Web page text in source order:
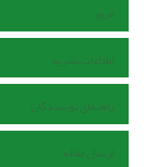
مرور
اطلاعات نشریه
راهنمای نویسندگان
ارسال مقاله